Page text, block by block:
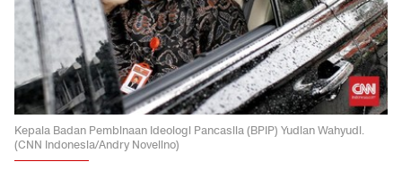
Kepala Badan Pembinaan Ideologi Pancasila (BPIP) Yudian Wahyudi.
(CNN Indonesia/Andry Novelino)